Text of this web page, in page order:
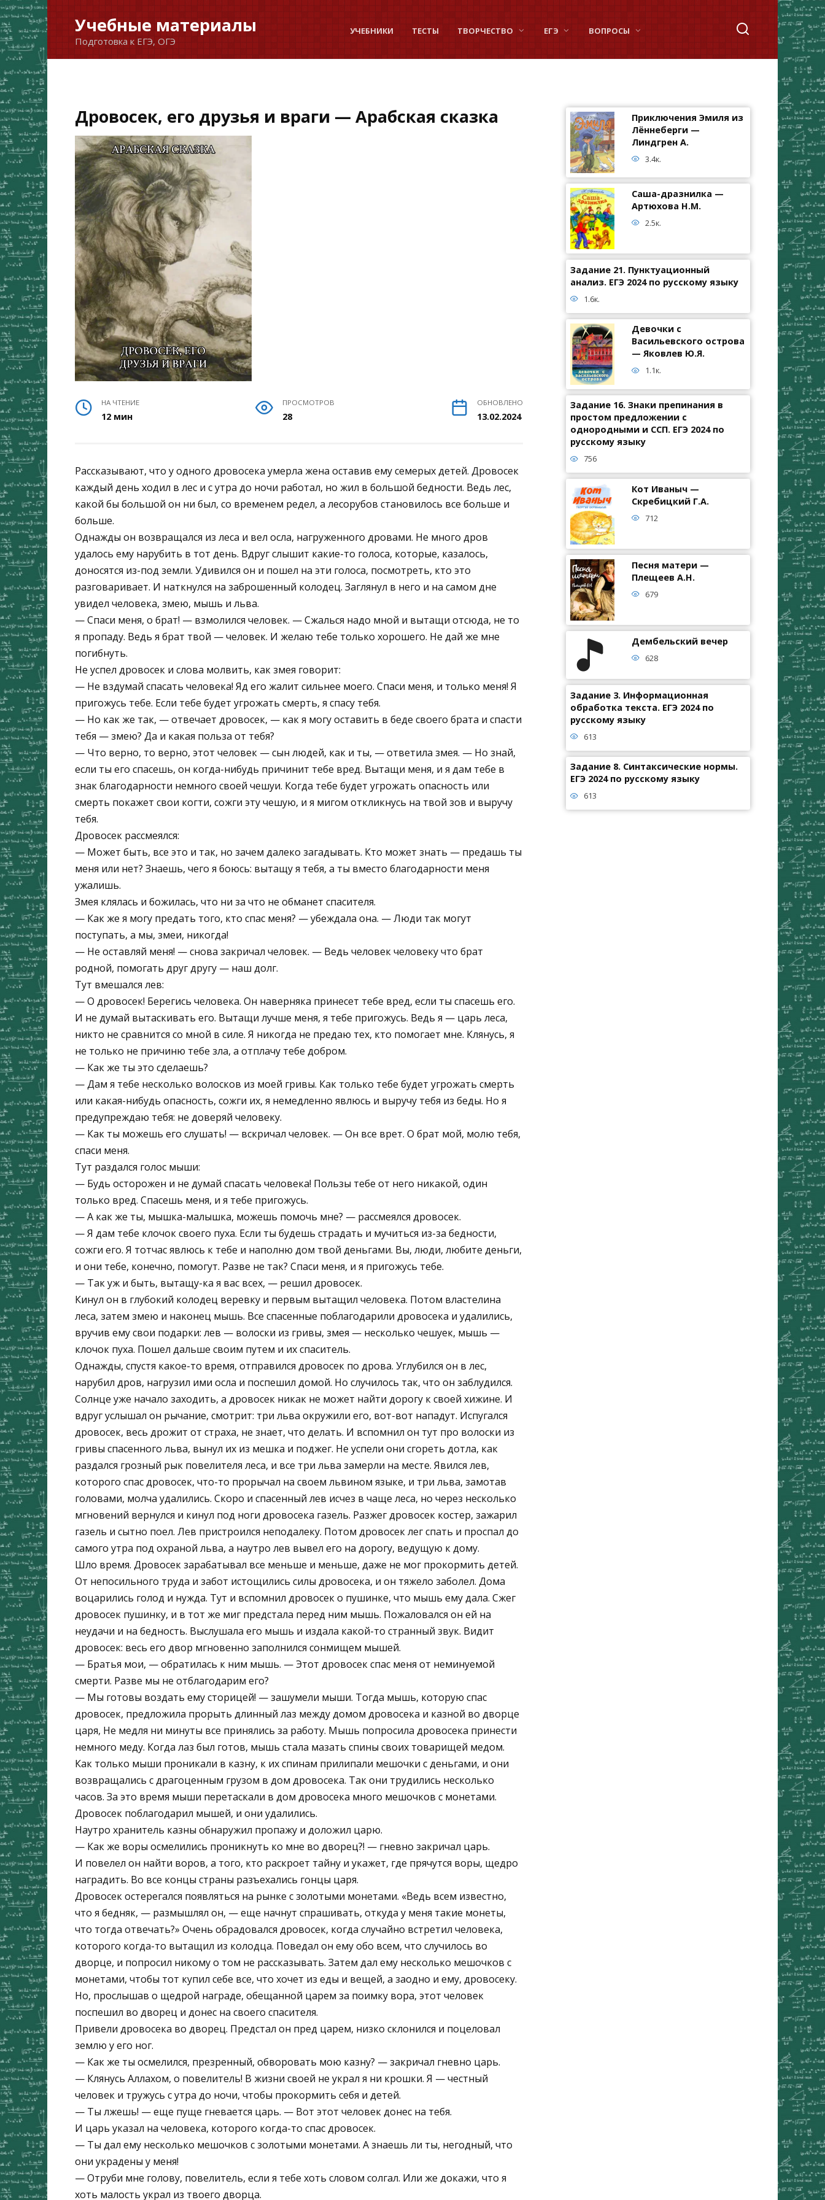
Перейти
к
содержанию
Учебные материалы
Подготовка к ЕГЭ, ОГЭ
УЧЕБНИКИ ТЕСТЫ ТВОРЧЕСТВО ЕГЭ ВОПРОСЫ
Дровосек, его друзья и враги — Арабская сказка
НА ЧТЕНИЕ
12 мин
ПРОСМОТРОВ
28
ОБНОВЛЕНО
13.02.2024
Рассказывают, что у одного дровосека умерла жена оставив ему семерых детей. Дровосек
каждый день ходил в лес и с утра до ночи работал, но жил в большой бедности. Ведь лес,
какой бы большой он ни был, со временем редел, а лесорубов становилось все больше и
больше.
Однажды он возвращался из леса и вел осла, нагруженного дровами. Не много дров
удалось ему нарубить в тот день. Вдруг слышит какие-то голоса, которые, казалось,
доносятся из-под земли. Удивился он и пошел на эти голоса, посмотреть, кто это
разговаривает. И наткнулся на заброшенный колодец. Заглянул в него и на самом дне
увидел человека, змею, мышь и льва.
— Спаси меня, о брат! — взмолился человек. — Сжалься надо мной и вытащи отсюда, не то
я пропаду. Ведь я брат твой — человек. И желаю тебе только хорошего. Не дай же мне
погибнуть.
Не успел дровосек и слова молвить, как змея говорит:
— Не вздумай спасать человека! Яд его жалит сильнее моего. Спаси меня, и только меня! Я
пригожусь тебе. Если тебе будет угрожать смерть, я спасу тебя.
— Но как же так, — отвечает дровосек, — как я могу оставить в беде своего брата и спасти
тебя — змею? Да и какая польза от тебя?
— Что верно, то верно, этот человек — сын людей, как и ты, — ответила змея. — Но знай,
если ты его спасешь, он когда-нибудь причинит тебе вред. Вытащи меня, и я дам тебе в
знак благодарности немного своей чешуи. Когда тебе будет угрожать опасность или
смерть покажет свои когти, сожги эту чешую, и я мигом откликнусь на твой зов и выручу
тебя.
Дровосек рассмеялся:
— Может быть, все это и так, но зачем далеко загадывать. Кто может знать — предашь ты
меня или нет? Знаешь, чего я боюсь: вытащу я тебя, а ты вместо благодарности меня
ужалишь.
Змея клялась и божилась, что ни за что не обманет спасителя.
— Как же я могу предать того, кто спас меня? — убеждала она. — Люди так могут
поступать, а мы, змеи, никогда!
— Не оставляй меня! — снова закричал человек. — Ведь человек человеку что брат
родной, помогать друг другу — наш долг.
Тут вмешался лев:
— О дровосек! Берегись человека. Он наверняка принесет тебе вред, если ты спасешь его.
И не думай вытаскивать его. Вытащи лучше меня, я тебе пригожусь. Ведь я — царь леса,
никто не сравнится со мной в силе. Я никогда не предаю тех, кто помогает мне. Клянусь, я
не только не причиню тебе зла, а отплачу тебе добром.
— Как же ты это сделаешь?
— Дам я тебе несколько волосков из моей гривы. Как только тебе будет угрожать смерть
или какая-нибудь опасность, сожги их, я немедленно явлюсь и выручу тебя из беды. Но я
предупреждаю тебя: не доверяй человеку.
— Как ты можешь его слушать! — вскричал человек. — Он все врет. О брат мой, молю тебя,
спаси меня.
Тут раздался голос мыши:
— Будь осторожен и не думай спасать человека! Пользы тебе от него никакой, один
только вред. Спасешь меня, и я тебе пригожусь.
— А как же ты, мышка-малышка, можешь помочь мне? — рассмеялся дровосек.
— Я дам тебе клочок своего пуха. Если ты будешь страдать и мучиться из-за бедности,
сожги его. Я тотчас явлюсь к тебе и наполню дом твой деньгами. Вы, люди, любите деньги,
и они тебе, конечно, помогут. Разве не так? Спаси меня, и я пригожусь тебе.
— Так уж и быть, вытащу-ка я вас всех, — решил дровосек.
Кинул он в глубокий колодец веревку и первым вытащил человека. Потом властелина
леса, затем змею и наконец мышь. Все спасенные поблагодарили дровосека и удалились,
вручив ему свои подарки: лев — волоски из гривы, змея — несколько чешуек, мышь —
клочок пуха. Пошел дальше своим путем и их спаситель.
Однажды, спустя какое-то время, отправился дровосек по дрова. Углубился он в лес,
нарубил дров, нагрузил ими осла и поспешил домой. Но случилось так, что он заблудился.
Солнце уже начало заходить, а дровосек никак не может найти дорогу к своей хижине. И
вдруг услышал он рычание, смотрит: три льва окружили его, вот-вот нападут. Испугался
дровосек, весь дрожит от страха, не знает, что делать. И вспомнил он тут про волоски из
гривы спасенного льва, вынул их из мешка и поджег. Не успели они сгореть дотла, как
раздался грозный рык повелителя леса, и все три льва замерли на месте. Явился лев,
которого спас дровосек, что-то прорычал на своем львином языке, и три льва, замотав
головами, молча удалились. Скоро и спасенный лев исчез в чаще леса, но через несколько
мгновений вернулся и кинул под ноги дровосека газель. Разжег дровосек костер, зажарил
газель и сытно поел. Лев пристроился неподалеку. Потом дровосек лег спать и проспал до
самого утра под охраной льва, а наутро лев вывел его на дорогу, ведущую к дому.
Шло время. Дровосек зарабатывал все меньше и меньше, даже не мог прокормить детей.
От непосильного труда и забот истощились силы дровосека, и он тяжело заболел. Дома
воцарились голод и нужда. Тут и вспомнил дровосек о пушинке, что мышь ему дала. Сжег
дровосек пушинку, и в тот же миг предстала перед ним мышь. Пожаловался он ей на
неудачи и на бедность. Выслушала его мышь и издала какой-то странный звук. Видит
дровосек: весь его двор мгновенно заполнился сонмищем мышей.
— Братья мои, — обратилась к ним мышь. — Этот дровосек спас меня от неминуемой
смерти. Разве мы не отблагодарим его?
— Мы готовы воздать ему сторицей! — зашумели мыши. Тогда мышь, которую спас
дровосек, предложила прорыть длинный лаз между домом дровосека и казной во дворце
царя, Не медля ни минуты все принялись за работу. Мышь попросила дровосека принести
немного меду. Когда лаз был готов, мышь стала мазать спины своих товарищей медом.
Как только мыши проникали в казну, к их спинам прилипали мешочки с деньгами, и они
возвращались с драгоценным грузом в дом дровосека. Так они трудились несколько
часов. За это время мыши перетаскали в дом дровосека много мешочков с монетами.
Дровосек поблагодарил мышей, и они удалились.
Наутро хранитель казны обнаружил пропажу и доложил царю.
— Как же воры осмелились проникнуть ко мне во дворец?! — гневно закричал царь.
И повелел он найти воров, а того, кто раскроет тайну и укажет, где прячутся воры, щедро
наградить. Во все концы страны разъехались гонцы царя.
Дровосек остерегался появляться на рынке с золотыми монетами. «Ведь всем известно,
что я бедняк, — размышлял он, — еще начнут спрашивать, откуда у меня такие монеты,
что тогда отвечать?» Очень обрадовался дровосек, когда случайно встретил человека,
которого когда-то вытащил из колодца. Поведал он ему обо всем, что случилось во
дворце, и попросил никому о том не рассказывать. Затем дал ему несколько мешочков с
монетами, чтобы тот купил себе все, что хочет из еды и вещей, а заодно и ему, дровосеку.
Но, прослышав о щедрой награде, обещанной царем за поимку вора, этот человек
поспешил во дворец и донес на своего спасителя.
Привели дровосека во дворец. Предстал он пред царем, низко склонился и поцеловал
землю у его ног.
— Как же ты осмелился, презренный, обворовать мою казну? — закричал гневно царь.
— Клянусь Аллахом, о повелитель! В жизни своей не украл я ни крошки. Я — честный
человек и тружусь с утра до ночи, чтобы прокормить себя и детей.
— Ты лжешь! — еще пуще гневается царь. — Вот этот человек донес на тебя.
И царь указал на человека, которого когда-то спас дровосек.
— Ты дал ему несколько мешочков с золотыми монетами. А знаешь ли ты, негодный, что
они украдены у меня!
— Отруби мне голову, повелитель, если я тебе хоть словом солгал. Или же докажи, что я
хоть малость украл из твоего дворца.
Приключения Эмиля из
Лённеберги —
Линдгрен А.
3.4к.
Саша-дразнилка —
Артюхова Н.М.
2.5к.
Задание 21. Пунктуационный
анализ. ЕГЭ 2024 по русскому языку
1.6к.
Девочки с
Васильевского острова
— Яковлев Ю.Я.
1.1к.
Задание 16. Знаки препинания в
простом предложении с
однородными и ССП. ЕГЭ 2024 по
русскому языку
756
Кот Иваныч —
Скребицкий Г.А.
712
Песня матери —
Плещеев А.Н.
679
Дембельский вечер
628
Задание 3. Информационная
обработка текста. ЕГЭ 2024 по
русскому языку
613
Задание 8. Синтаксические нормы.
ЕГЭ 2024 по русскому языку
613